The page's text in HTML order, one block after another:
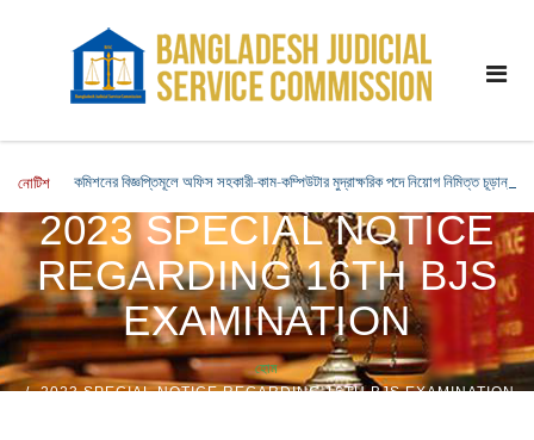
নোটিশ কমিশনের বিজ্ঞপ্তিমূলে অফিস সহকারী-কাম-কম্পিউটার মুদ্রাক্ষরিক পদে নিয়োগ নিমিত্ত চূড়ান্ত
2023 SPECIAL NOTICE
REGARDING 16TH BJS
EXAMINATION
হোম
2023 SPECIAL NOTICE REGARDING 16TH BJS EXAMINATION